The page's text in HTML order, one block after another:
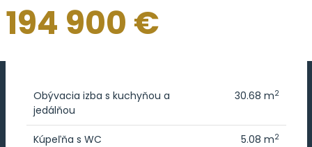
194 900 €
Obývacia izba s kuchyňou a
jedálňou
30.68 m2
Kúpeľňa s WC 5.08 m2